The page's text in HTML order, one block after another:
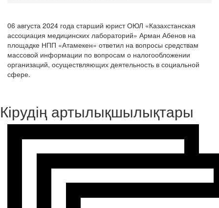
06 августа 2024 года старший юрист ОЮЛ «Казахстанская
ассоциация медицинских лабораторий» Арман Абенов на
площадке НПП «Атамекен» ответил на вопросы средствам
массовой информации по вопросам о налогообложении
организаций, осуществляющих деятельность в социальной
сфере.
Кірудің артылықшылықтары